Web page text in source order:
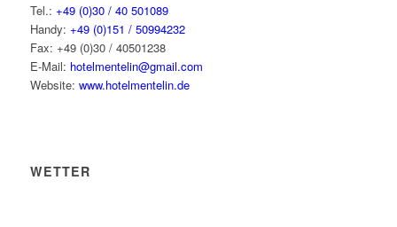
Tel.: +49 (0)30 / 40 501089
Handy: +49 (0)151 / 50994232
Fax: +49 (0)30 / 40501238
E-Mail: hotelmentelin@gmail.com
Website: www.hotelmentelin.de
WETTER